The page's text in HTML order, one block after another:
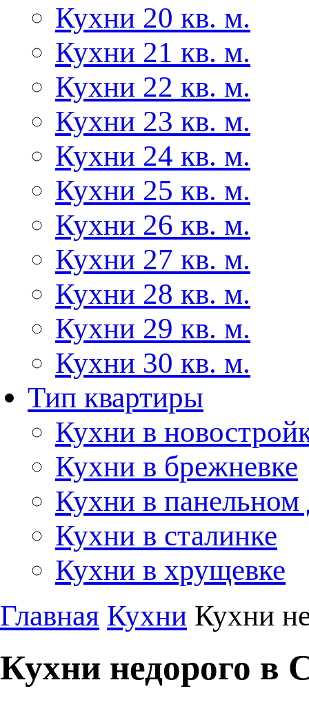
Кухни 20 кв. м.
Кухни 21 кв. м.
Кухни 22 кв. м.
Кухни 23 кв. м.
Кухни 24 кв. м.
Кухни 25 кв. м.
Кухни 26 кв. м.
Кухни 27 кв. м.
Кухни 28 кв. м.
Кухни 29 кв. м.
Кухни 30 кв. м.
Тип квартиры
Кухни в
Кухни в брежневке
Кухни в панельном
Кухни в сталинке
Кухни в хрущевке
Главная Кухни Кухни
Кухни недорого в